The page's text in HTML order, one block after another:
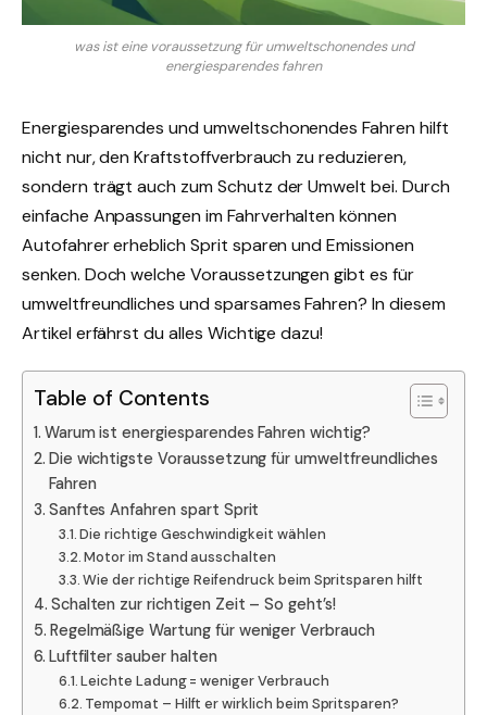
was ist eine voraussetzung für umweltschonendes und
energiesparendes fahren
Energiesparendes und umweltschonendes Fahren hilft
nicht nur, den Kraftstoffverbrauch zu reduzieren,
sondern trägt auch zum Schutz der Umwelt bei. Durch
einfache Anpassungen im Fahrverhalten können
Autofahrer erheblich Sprit sparen und Emissionen
senken. Doch welche Voraussetzungen gibt es für
umweltfreundliches und sparsames Fahren? In diesem
Artikel erfährst du alles Wichtige dazu!
Table of Contents
Warum ist energiesparendes Fahren wichtig?
Die wichtigste Voraussetzung für umweltfreundliches
Fahren
Sanftes Anfahren spart Sprit
Die richtige Geschwindigkeit wählen
Motor im Stand ausschalten
Wie der richtige Reifendruck beim Spritsparen hilft
Schalten zur richtigen Zeit – So geht’s!
Regelmäßige Wartung für weniger Verbrauch
Luftfilter sauber halten
Leichte Ladung = weniger Verbrauch
Tempomat – Hilft er wirklich beim Spritsparen?